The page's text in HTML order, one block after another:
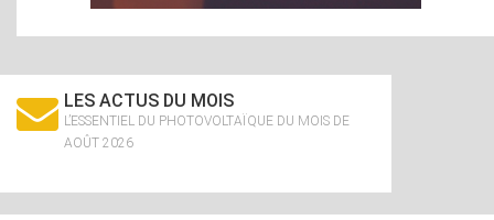
LES ACTUS DU MOIS
L’ESSENTIEL DU PHOTOVOLTAÏQUE DU MOIS DE
AOÛT 2026